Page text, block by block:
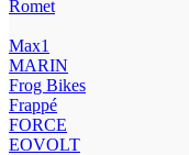
Romet
Max1
MARIN
Frog Bikes
Frappé
FORCE
EOVOLT